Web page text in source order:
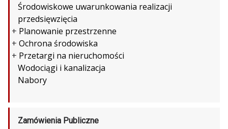
Środowiskowe uwarunkowania realizacji
przedsięwzięcia
+ Planowanie przestrzenne
+ Ochrona środowiska
+ Przetargi na nieruchomości
Wodociągi i kanalizacja
Nabory
Zamówienia Publiczne